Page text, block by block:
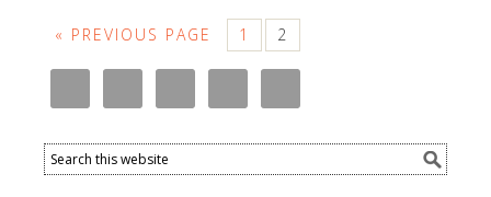
« PREVIOUS PAGE 1 2